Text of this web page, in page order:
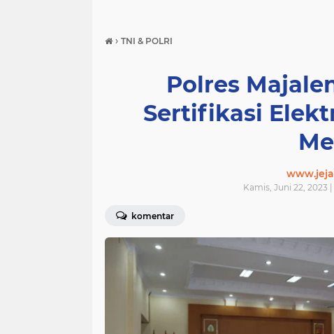
› TNI & POLRI
Polres
Sertifikasi
Kamis, Juni 22, 2023
komentar